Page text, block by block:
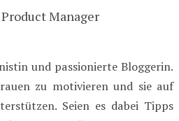
Manager
und passionierte Bloggerin.
zu motivieren und sie auf
Seien es dabei Tipps